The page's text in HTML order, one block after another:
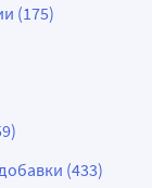
(175)
(433)